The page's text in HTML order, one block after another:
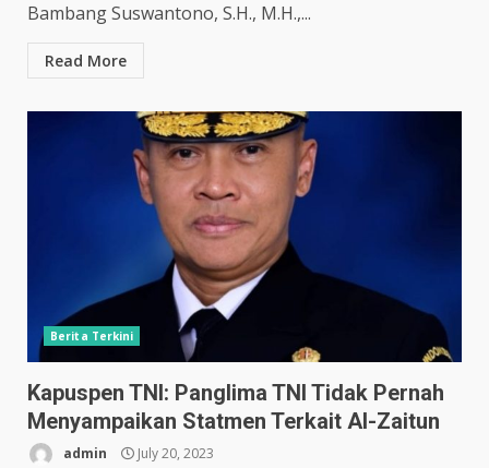
Bambang Suswantono, S.H., M.H.,...
Read More
Berita Terkini
Kapuspen TNI: Panglima TNI Tidak Pernah
Menyampaikan Statmen Terkait Al-Zaitun
admin July 20, 2023